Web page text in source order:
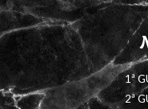
1ª
2ª